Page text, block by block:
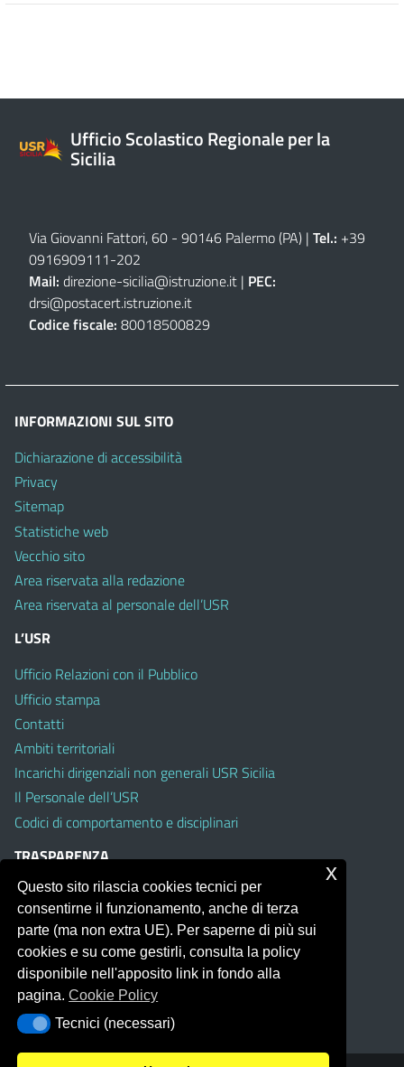
Ufficio Scolastico Regionale per la
Sicilia
Via Giovanni Fattori, 60 - 90146 Palermo (PA) | Tel.: +39
0916909111-202
Mail: direzione-sicilia@istruzione.it | PEC:
drsi@postacert.istruzione.it
Codice fiscale: 80018500829
INFORMAZIONI SUL SITO
Dichiarazione di accessibilità
Privacy
Sitemap
Statistiche web
Vecchio sito
Area riservata alla redazione
Area riservata al personale dell’USR
L’USR
Ufficio Relazioni con il Pubblico
Ufficio stampa
Contatti
Ambiti territoriali
Incarichi dirigenziali non generali USR Sicilia
Il Personale dell’USR
Codici di comportamento e disciplinari
TRASPARENZA
Albo on line
Amministrazione Trasparente
Pubblici proclami
PTPCT per le Istituzioni scolastiche della Sicilia
Whistleblowing
Obiettivi di Accessibilità
Questo sito rilascia cookies tecnici per
consentirne il funzionamento, anche di terza
parte (ma non extra UE). Per saperne di più sui
cookies e su come gestirli, consulta la policy
disponibile nell'apposito link in fondo alla
pagina.Cookie Policy
Tecnici (necessari)
Tecnici (necessari)
x